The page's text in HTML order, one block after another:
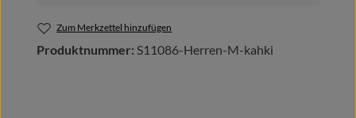
Zum Merkzettel hinzufügen
Produktnummer: S11086-Herren-M-kahki